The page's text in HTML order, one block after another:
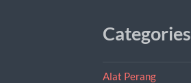
Categories
Alat Perang